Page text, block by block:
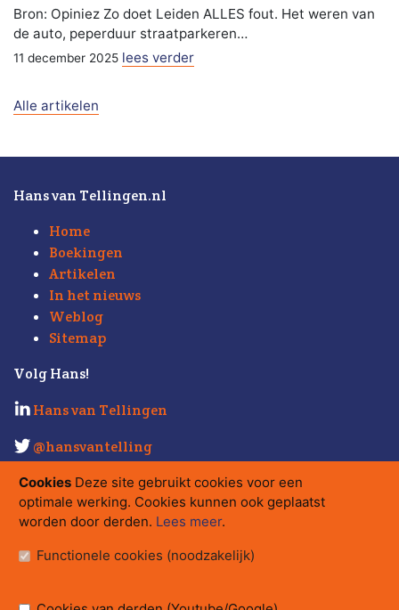
Bron: Opiniez Zo doet Leiden ALLES fout. Het weren van
de auto, peperduur straatparkeren…
11 december 2025 lees verder
Alle artikelen
Hans van Tellingen.nl
Home
Boekingen
Artikelen
In het nieuws
Weblog
Sitemap
Volg Hans!
Hans van Tellingen
@hansvantelling
Kijk ook eens opStrabo.nl.
Contact
Strabo bv
Postbus 15710, 1001 NE Amsterdam
Cookies Deze site gebruikt cookies voor een
optimale werking. Cookies kunnen ook geplaatst
worden door derden. Lees meer.
Functionele cookies (noodzakelijk)